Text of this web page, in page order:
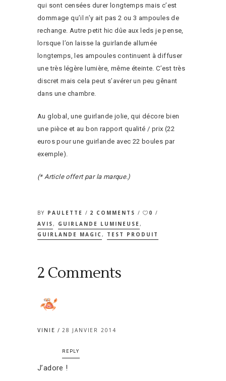
qui sont censées durer longtemps mais c’est
dommage qu’il n’y ait pas 2 ou 3 ampoules de
rechange. Autre petit hic dûe aux leds je pense,
lorsque l’on laisse la guirlande allumée
longtemps, les ampoules continuent à diffuser
une très légère lumière, même éteinte. C’est très
discret mais cela peut s’avérer un peu gênant
dans une chambre.
Au global, une guirlande jolie, qui décore bien
une pièce et au bon rapport qualité / prix (22
euros pour une guirlande avec 22 boules par
exemple).
(* Article offert par la marque.)
BY PAULETTE 2 COMMENTS
0
AVIS, GUIRLANDE LUMINEUSE,
GUIRLANDE MAGIC , TEST PRODUIT
2 Comments
VINIE 28 JANVIER 2014
REPLY
J’adore !